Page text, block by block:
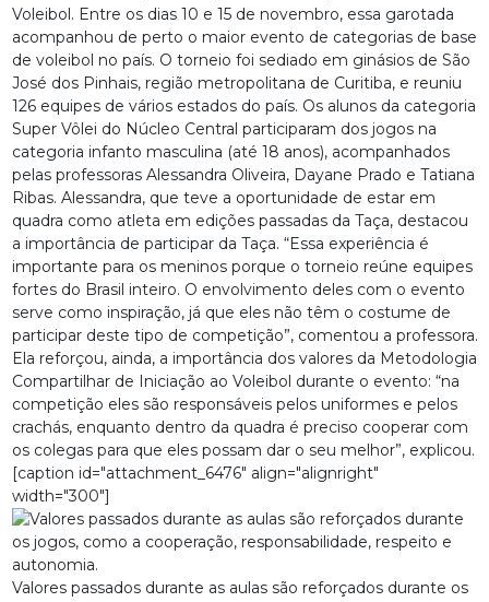
Voleibol. Entre os dias 10 e 15 de novembro, essa garotada
acompanhou de perto o maior evento de categorias de base
de voleibol no país. O torneio foi sediado em ginásios de São
José dos Pinhais, região metropolitana de Curitiba, e reuniu
126 equipes de vários estados do país. Os alunos da categoria
Super Vôlei do Núcleo Central participaram dos jogos na
categoria infanto masculina (até 18 anos), acompanhados
pelas professoras Alessandra Oliveira, Dayane Prado e Tatiana
Ribas. Alessandra, que teve a oportunidade de estar em
quadra como atleta em edições passadas da Taça, destacou
a importância de participar da Taça. “Essa experiência é
importante para os meninos porque o torneio reúne equipes
fortes do Brasil inteiro. O envolvimento deles com o evento
serve como inspiração, já que eles não têm o costume de
participar deste tipo de competição”, comentou a professora.
Ela reforçou, ainda, a importância dos valores da Metodologia
Compartilhar de Iniciação ao Voleibol durante o evento: “na
competição eles são responsáveis pelos uniformes e pelos
crachás, enquanto dentro da quadra é preciso cooperar com
os colegas para que eles possam dar o seu melhor”, explicou.
[caption id="attachment_6476" align="alignright"
width="300"]
Valores passados durante as aulas são reforçados durante os